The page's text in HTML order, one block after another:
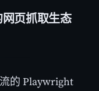
页抓取生态
的 Playwright